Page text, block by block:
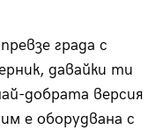
града с
давайки ти
добрата версия
е оборудвана с